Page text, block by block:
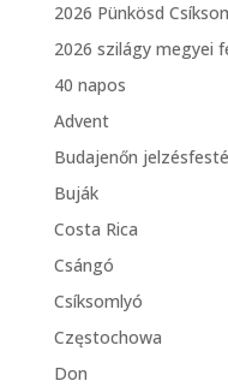
2026 Pünkösd
2026 szilágy megyei
40 napos
Advent
Budajenőn
Buják
Costa Rica
Csángó
Csíksomlyó
Częstochowa
Don